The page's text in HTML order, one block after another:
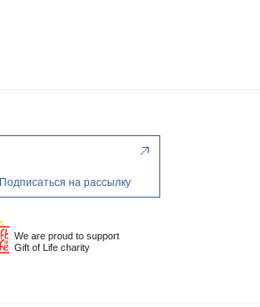
Подписаться на рассылку
We are proud to support
Gift of Life charity